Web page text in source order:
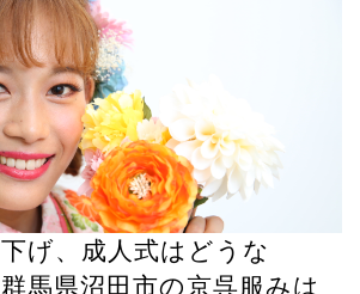
げ、成人式はどうな
県沼田市の京呉服みは